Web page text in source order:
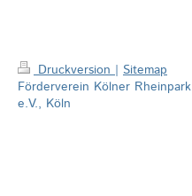
Druckversion| Sitemap
Förderverein Kölner Rheinpark
e.V., Köln